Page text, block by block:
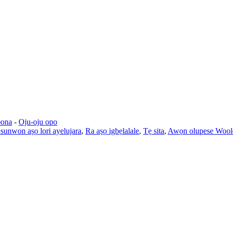
- Oju-oju opo
aṣọ lori ayelujara, Ra aṣọ igbẹlalale, Tẹ sita, Awọn olupese